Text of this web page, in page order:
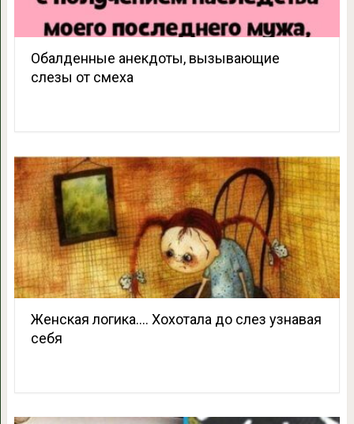
Обалденные анекдоты, вызывающие
слезы от смеха
Женская логика…. Хохотала до слез узнавая
себя